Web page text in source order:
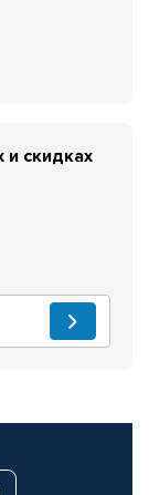
скидках